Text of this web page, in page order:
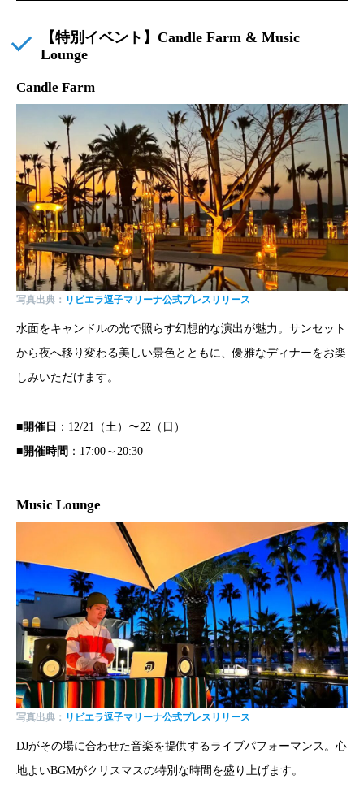
【特別イベント】Candle Farm & Music
Lounge
Candle Farm
写真出典： リビエラ逗子マリーナ公式プレスリリース
水面をキャンドルの光で照らす幻想的な演出が魅力。サンセット
から夜へ移り変わる美しい景色とともに、優雅なディナーをお楽
しみいただけます。
■開催日 ：12/21（土）〜22（日）
■開催時間 ：17:00～20:30
Music Lounge
写真出典： リビエラ逗子マリーナ公式プレスリリース
DJがその場に合わせた音楽を提供するライブパフォーマンス。心
地よいBGMがクリスマスの特別な時間を盛り上げます。